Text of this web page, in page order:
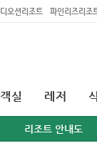
디오션리조트 파인리즈리조
리조트 안내도
객실 레저